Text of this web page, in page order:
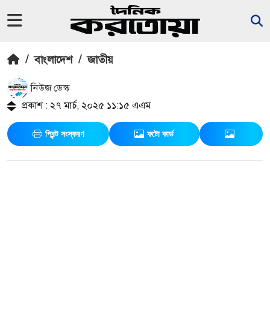
/ বাংলাদেশ / জাতীয়
নিউজ ডেস্ক
প্রকাশ : ২৭ মার্চ, ২০২৫ ১১:১৫ এএম
প্রিন্ট সংস্করণ ফটো কার্ড